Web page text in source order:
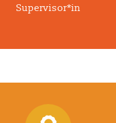
Supervisor*in